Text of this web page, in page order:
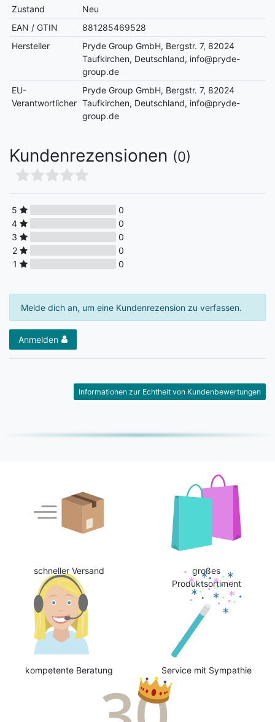
Zustand
Neu
EAN / GTIN
881285469528
Hersteller
Pryde Group GmbH, Bergstr. 7, 82024
Taufkirchen, Deutschland, info@pryde-
group.de
EU-
Verantwortlicher
Pryde Group GmbH, Bergstr. 7, 82024
Taufkirchen, Deutschland, info@pryde-
group.de
Kundenrezensionen (0)
5
0
4
0
3
0
2
0
1
0
Melde dich an, um eine Kundenrezension zu verfassen.
Anmelden
Informationen zur Echtheit von Kundenbewertungen
schneller Versand
großes
Produktsortiment
kompetente Beratung Service mit Sympathie